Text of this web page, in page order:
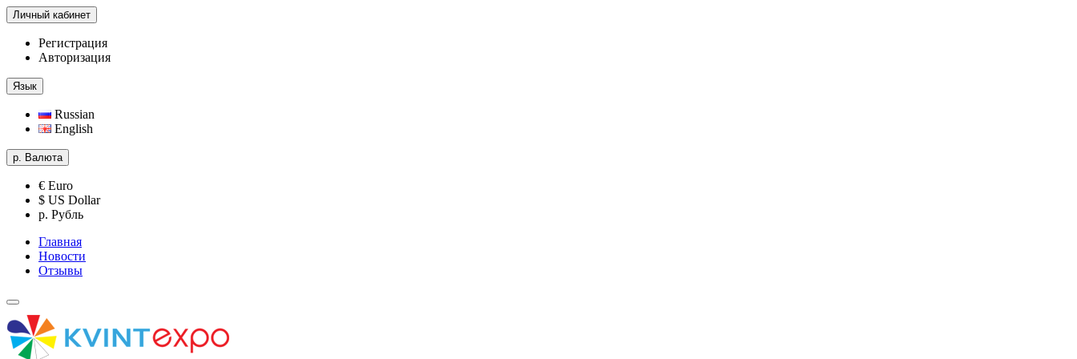
Личный кабинет
Регистрация
Авторизация
Язык
Russian
English
р. Валюта
€ Euro
$ US Dollar
р. Рубль
Главная
Новости
Отзывы